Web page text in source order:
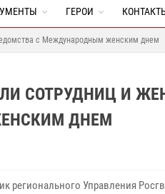
ГЕРОИ
с Международным женским днем
СОТРУДНИЦ И
ДНЕМ
регионального Управления